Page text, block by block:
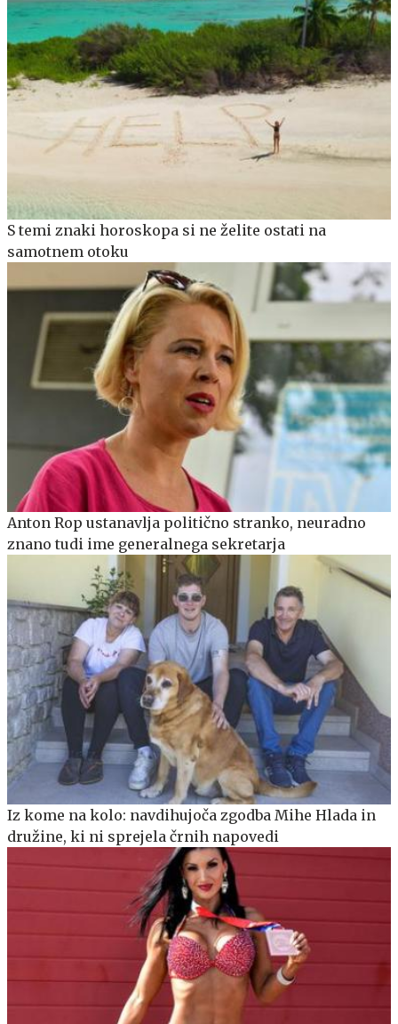
S temi znaki horoskopa si ne želite ostati na
samotnem otoku
Anton Rop ustanavlja politično stranko, neuradno
znano tudi ime generalnega sekretarja
Iz kome na kolo: navdihujoča zgodba Mihe Hlada in
družine, ki ni sprejela črnih napovedi